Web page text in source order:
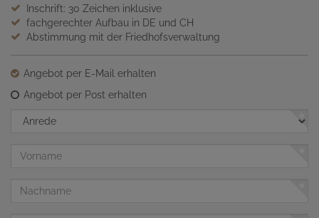
Inschrift: 30 Zeichen inklusive
fachgerechter Aufbau in DE und CH
Abstimmung mit der Friedhofsverwaltung
Angebot per E-Mail erhalten
Angebot per Post erhalten
Anrede
Vorname
Nachname